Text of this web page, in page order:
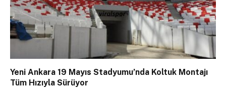
Yeni Ankara 19 Mayıs Stadyumu’nda Koltuk Montajı
Tüm Hızıyla Sürüyor